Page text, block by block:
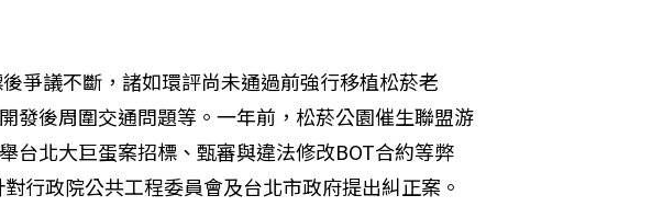
爭議不斷，諸如環評尚未通過前強行移植松菸老
發後周圍交通問題等。一年前，松菸公園催生聯盟游
台北大巨蛋案招標、甄審與違法修改BOT合約等弊
行政院公共工程委員會及台北市政府提出糾正案。